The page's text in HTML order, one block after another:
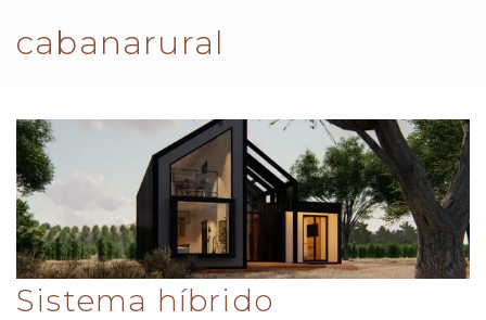
cabanarural
Sistema híbrido